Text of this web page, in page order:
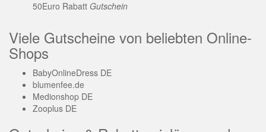
50Euro Rabatt Gutschein
Viele Gutscheine von beliebten Online-
Shops
BabyOnlineDress DE
blumenfee.de
Medionshop DE
Zooplus DE